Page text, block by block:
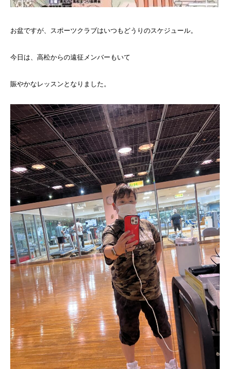
お盆ですが、スポーツクラブはいつもどうりのスケジュール。
今日は、高松からの遠征メンバーもいて
賑やかなレッスンとなりました。